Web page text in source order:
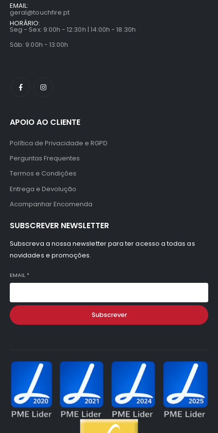
EMAIL:
geral@touchfire.pt
HORÁRIO:
Seg - Sex: 9:00h - 12:30h | 14:00h - 18:30h
Sáb: 9:00h - 13:00h
APOIO AO CLIENTE
Política de Privacidade e RGPD
Perguntas Frequentes
Termos e Condições
Entrega e Devolução
Acompanhar Encomenda
SUBSCREVER NEWSLETTER
Subscreva a nossa newsletter para ter acesso a todas as
novidades e promoções.
EMAIL *
Subscrever